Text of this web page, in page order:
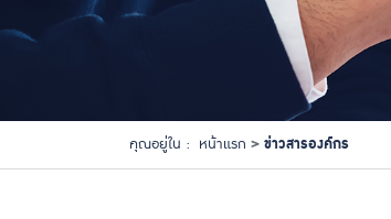
คุณอยู่ใน : หน้าแรก ข่าวสารองค์กร